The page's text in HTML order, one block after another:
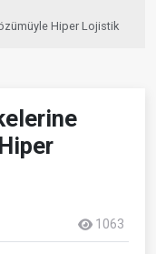
Hiper Lojistik
1063